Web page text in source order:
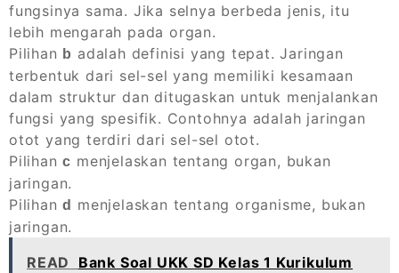
fungsinya sama. Jika selnya berbeda jenis, itu
lebih mengarah pada organ.
Pilihan b adalah definisi yang tepat. Jaringan
terbentuk dari sel-sel yang memiliki kesamaan
dalam struktur dan ditugaskan untuk menjalankan
fungsi yang spesifik. Contohnya adalah jaringan
otot yang terdiri dari sel-sel otot.
Pilihanc menjelaskan tentang organ, bukan
jaringan.
Pilihand
menjelaskan tentang organisme, bukan
jaringan.
READ
Bank Soal UKK SD Kelas 1 Kurikulum